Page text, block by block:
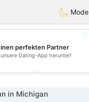
Dating
Mode
💕
perfekten Partner
Dating-App herunter!
in Michigan